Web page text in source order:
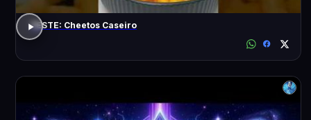
TESTE: Cheetos Caseiro